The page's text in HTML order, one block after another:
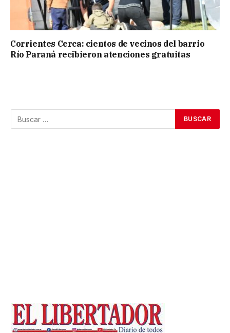
Corrientes Cerca: cientos de vecinos del barrio
Río Paraná recibieron atenciones gratuitas